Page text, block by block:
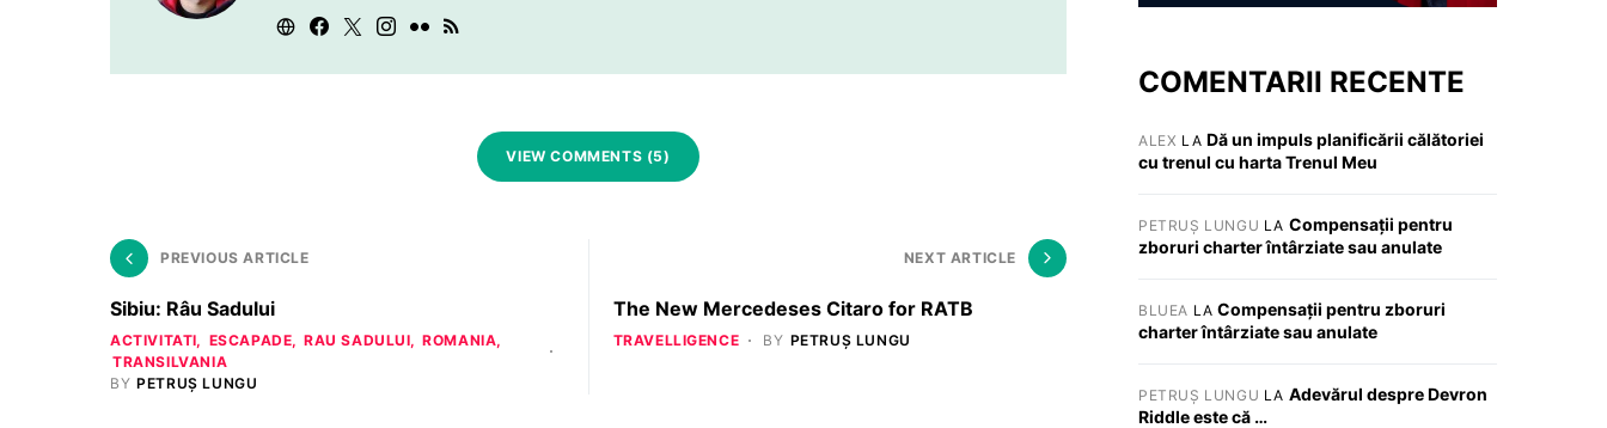
VIEW COMMENTS (5)
PREVIOUS ARTICLE
Sibiu: Râu Sadului
ACTIVITATI ESCAPADE RAU SADULUI
ROMANIA
TRANSILVANIA
BY PETRUȘ LUNGU
NEXT ARTICLE
The New Mercedeses Citaro for RATB
TRAVELLIGENCE BY PETRUȘ LUNGU
COMENTARII RECENTE
ALEX LA Dă un impuls planificării călătoriei
cu trenul cu harta Trenul Meu
PETRUȘ LUNGU LA Compensații pentru
zboruri charter întârziate sau anulate
BLUEA LACompensații pentru zboruri
charter întârziate sau anulate
PETRUȘ LUNGU LA Adevărul despre Devron
Riddle este că …